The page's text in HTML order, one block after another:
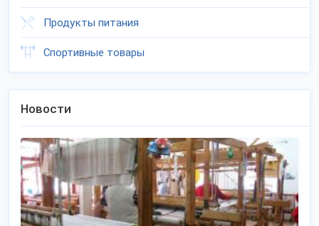
Продукты питания
Спортивные товары
Новости